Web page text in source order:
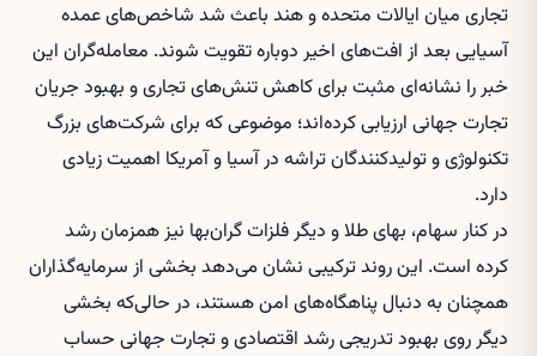
تجاری میان ایالات متحده و هند باعث شد شاخص‌های عمده
آسیایی بعد از افت‌های اخیر دوباره تقویت شوند. معامله‌گران این
خبر را نشانه‌ای مثبت برای کاهش تنش‌های تجاری و بهبود جریان
تجارت جهانی ارزیابی کرده‌اند؛ موضوعی که برای شرکت‌های بزرگ
تکنولوژی و تولیدکنندگان تراشه در آسیا و آمریکا اهمیت زیادی
دارد.
در کنار سهام، بهای طلا و دیگر فلزات گران‌بها نیز همزمان رشد
کرده است. این روند ترکیبی نشان می‌دهد بخشی از سرمایه‌گذاران
همچنان به دنبال پناهگاه‌های امن هستند، در حالی‌که بخشی
دیگر روی بهبود تدریجی رشد اقتصادی و تجارت جهانی حساب